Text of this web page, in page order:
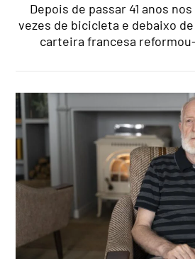
Depois de passar 41 anos
vezes de bicicleta e debaixo
carteira francesa